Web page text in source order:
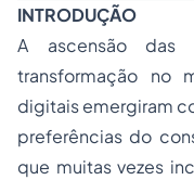
INTRODUÇÃO
A ascensão das
transformação no
digitais emergiram
preferências do
que muitas vezes